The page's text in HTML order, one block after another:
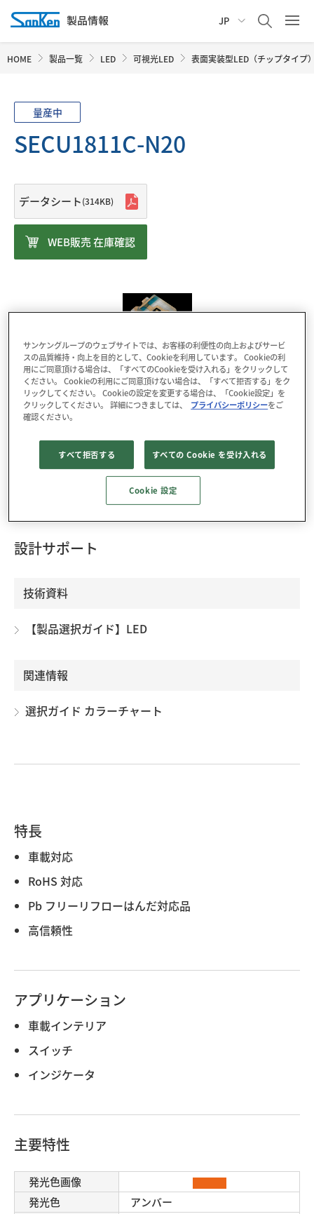
JP
HOME 製品一覧 LED 可視光LED 表面実装型LED（チップタイプ
量産中
SECU1811C-N20
パッケージ : L×W×H： 1.6×0.8×1.1mm(A)
RoHS : YES
データシート(314KB)
WEB販売 在庫確認
SECU1811C-N20は、アンバー色の表面実装型のLEDで
データダウンロード
3D CADデータ 梱包仕様
設計サポート
技術資料
【製品選択ガイド】LED
関連情報
選択ガイド カラーチャート
特長
車載対応
RoHS 対応
Pb フリーリフローはんだ対応品
高信頼性
アプリケーション
車載インテリア
スイッチ
インジケータ
主要特性
発光色画像
発光色
アンバー
サンケングループのウェブサイトでは、お客様の利便性の向上およびサービ
スの品質維持・向上を目的として、Cookieを利用しています。 Cookieの利
用にご同意頂ける場合は、「すべてのCookieを受け入れる」をクリックして
ください。 Cookieの利用にご同意頂けない場合は、「すべて拒否する」をク
リックしてください。 Cookieの設定を変更する場合は、「Cookie設定」を
クリックしてください。 詳細につきましては、
プライバシーポリシーをご
確認ください。
すべて拒否する すべての Cookie を受け入れる
Cookie 設定